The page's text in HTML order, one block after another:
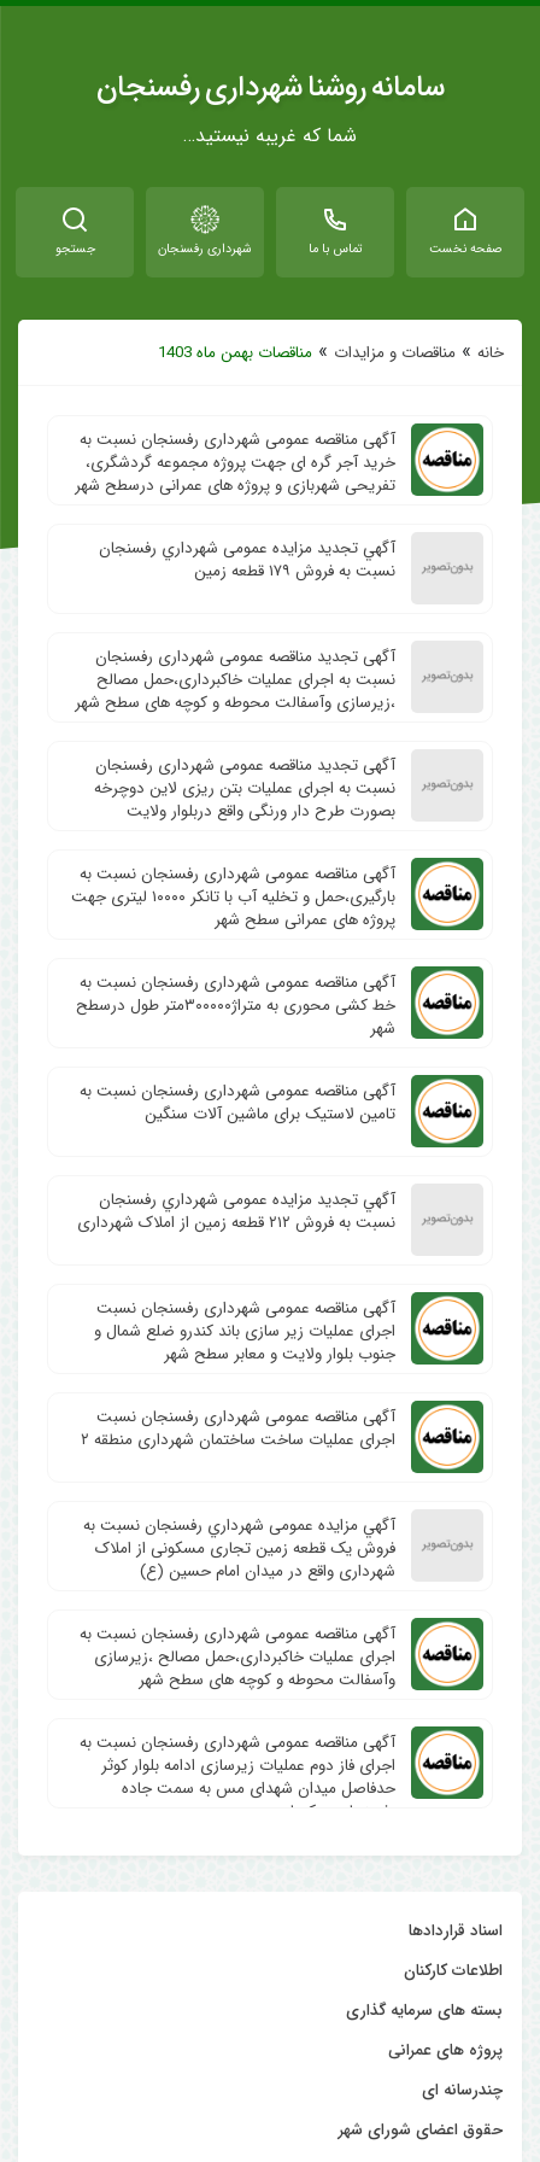
سامانه روشنا شهرداری رفسنجان
شما که غریبه نیستید…
صفحه نخست تماس با ما شهرداری رفسنجان جستجو
خانه » مناقصات و مزایدات » مناقصات بهمن ماه 1403
آگهی مناقصه عمومی شهرداری رفسنجان نسبت به
خرید آجر گره ای جهت پروژه مجموعه گردشگری،
تفریحی شهربازی و پروژه های عمرانی درسطح شهر
آگهي تجدید مزایده عمومی شهرداري رفسنجان
نسبت به فروش ۱۷۹ قطعه زمین
آگهی تجدید مناقصه عمومی شهرداری رفسنجان
نسبت به اجرای عملیات خاکبرداری،حمل مصالح
،زیرسازی وآسفالت محوطه و کوچه های سطح شهر
آگهی تجدید مناقصه عمومی شهرداری رفسنجان
نسبت به اجرای عملیات بتن ریزی لاین دوچرخه
بصورت طرح دار ورنگی واقع دربلوار ولایت
آگهی مناقصه عمومی شهرداری رفسنجان نسبت به
بارگیری،حمل و تخلیه آب با تانکر ۱۰۰۰۰ لیتری جهت
پروژه های عمرانی سطح شهر
آگهی مناقصه عمومی شهرداری رفسنجان نسبت به
خط کشی محوری به متراژ۳۰۰۰۰۰متر طول درسطح
شهر
آگهی مناقصه عمومی شهرداری رفسنجان نسبت به
تامین لاستیک برای ماشین آلات سنگین
آگهي تجدید مزایده عمومی شهرداري رفسنجان
نسبت به فروش ۲۱۲ قطعه زمین از املاک شهرداری
آگهی مناقصه عمومی شهرداری رفسنجان نسبت
اجرای عملیات زیر سازی باند کندرو ضلع شمال و
جنوب بلوار ولایت و معابر سطح شهر
آگهی مناقصه عمومی شهرداری رفسنجان نسبت
اجرای عملیات ساخت ساختمان شهرداری منطقه ۲
آگهي مزایده عمومی شهرداري رفسنجان نسبت به
فروش یک قطعه زمین تجاری مسکونی از املاک
شهرداری واقع در میدان امام حسین (ع)
آگهی مناقصه عمومی شهرداری رفسنجان نسبت به
اجرای عملیات خاکبرداری،حمل مصالح ،زیرسازی
وآسفالت محوطه و کوچه های سطح شهر
آگهی مناقصه عمومی شهرداری رفسنجان نسبت به
اجرای فاز دوم عملیات زیرسازی ادامه بلوار کوثر
حدفاصل میدان شهدای مس به سمت جاده
رفسنجان به کرمان
اسناد قراردادها
اطلاعات کارکنان
بسته های سرمایه گذاری
پروژه های عمرانی
چندرسانه ای
حقوق اعضای شورای شهر